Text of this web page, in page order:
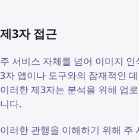
제3자 접근
주 서비스 자체를 넘어 이미지
3자 앱이나 도구와의 잠재적인
이러한 제3자는 분석을 위해 업
니다.
이러한 관행을 이해하기 위해 주